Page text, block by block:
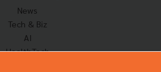
News
Tech & Biz
AI
HealthTech